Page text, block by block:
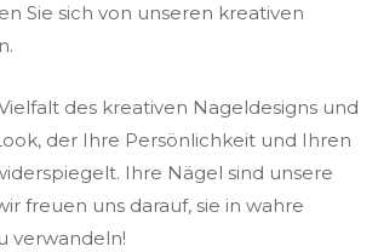
Sie sich von unseren kreativen
des kreativen Nageldesigns und
der Ihre Persönlichkeit und Ihren
Ihre Nägel sind unsere
freuen uns darauf, sie in wahre
verwandeln!